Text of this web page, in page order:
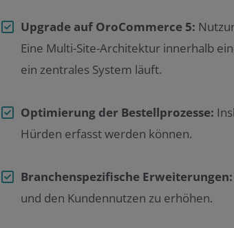
Upgrade auf OroCommerce 5:
Eine Multi-Site-Architektur innerhalb
ein zentrales System läuft.
Optimierung der Bestellprozesse:
Hürden erfasst werden können.
Branchenspezifische Erweiterungen:
und den Kundennutzen zu erhöhen.